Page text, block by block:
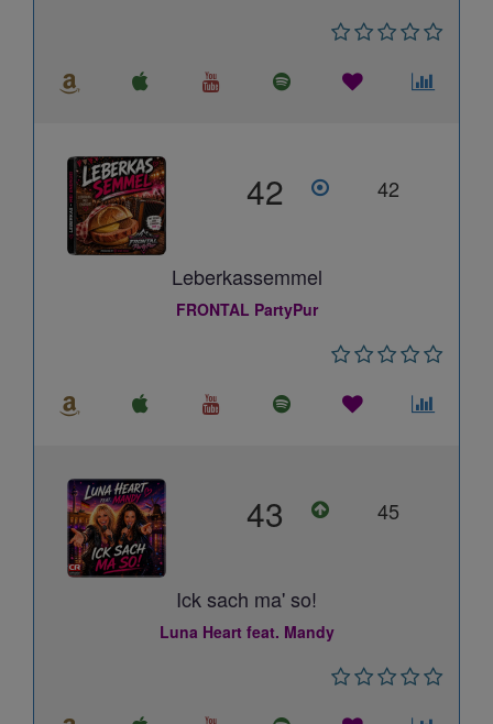
42 42
Leberkassemmel
FRONTAL PartyPur
43 45
Ick sach ma' so!
Luna Heart feat. Mandy